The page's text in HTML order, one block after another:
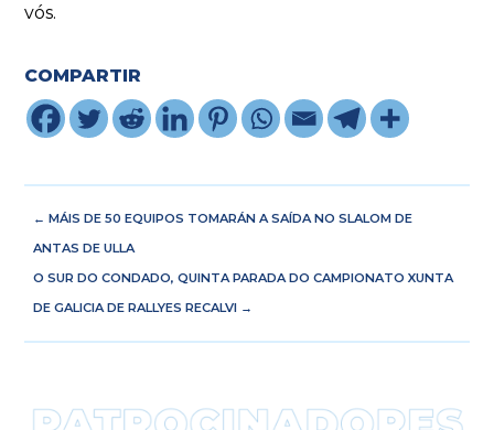
vós.
COMPARTIR
←MÁIS DE 50 EQUIPOS TOMARÁN A SAÍDA NO SLALOM DE
ANTAS DE ULLA
O SUR DO CONDADO, QUINTA PARADA DO CAMPIONATO XUNTA
DE GALICIA DE RALLYES RECALVI →